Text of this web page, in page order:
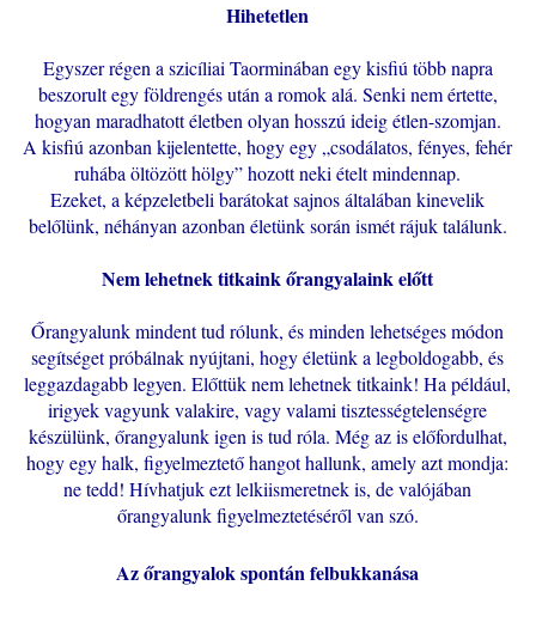
Hihetetlen
Egyszer régen a szicíliai Taorminában egy kisfiú több napra
beszorult egy földrengés után a romok alá. Senki nem értette,
hogyan maradhatott életben olyan hosszú ideig étlen-szomjan.
A kisfiú azonban kijelentette, hogy egy „csodálatos, fényes, fehér
ruhába öltözött hölgy” hozott neki ételt mindennap.
Ezeket, a képzeletbeli barátokat sajnos általában kinevelik
belőlünk, néhányan azonban életünk során ismét rájuk találunk.
Nem lehetnek titkaink őrangyalaink előtt
Őrangyalunk mindent tud rólunk, és minden lehetséges módon
segítséget próbálnak nyújtani, hogy életünk a legboldogabb, és
leggazdagabb legyen. Előttük nem lehetnek titkaink! Ha például,
irigyek vagyunk valakire, vagy valami tisztességtelenségre
készülünk, őrangyalunk igen is tud róla. Még az is előfordulhat,
hogy egy halk, figyelmeztető hangot hallunk, amely azt mondja:
ne tedd! Hívhatjuk ezt lelkiismeretnek is, de valójában
őrangyalunk figyelmeztetéséről van szó.
Az őrangyalok spontán felbukkanása